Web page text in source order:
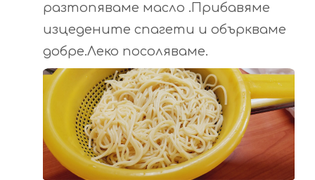
разтопяваме масло .Прибавяме
изцедените спагети и объркваме
добре.Леко посоляваме.